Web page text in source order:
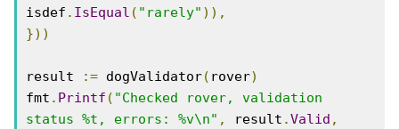
isdef . IsEqual ( "rarely" )),
}))
result := dogValidator( rover)
fmt . Printf ( "Checked rover, validation
status %t, errors: %v\n" , result .Valid ,